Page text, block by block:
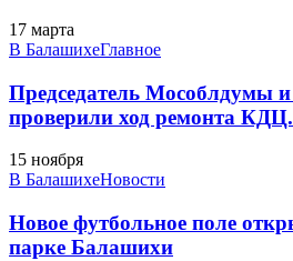
17 марта
В БалашихеГлавное
Председатель Мособлдумы
проверили ход ремонта
15 ноября
В БалашихеНовости
Новое футбольное поле
парке Балашихи